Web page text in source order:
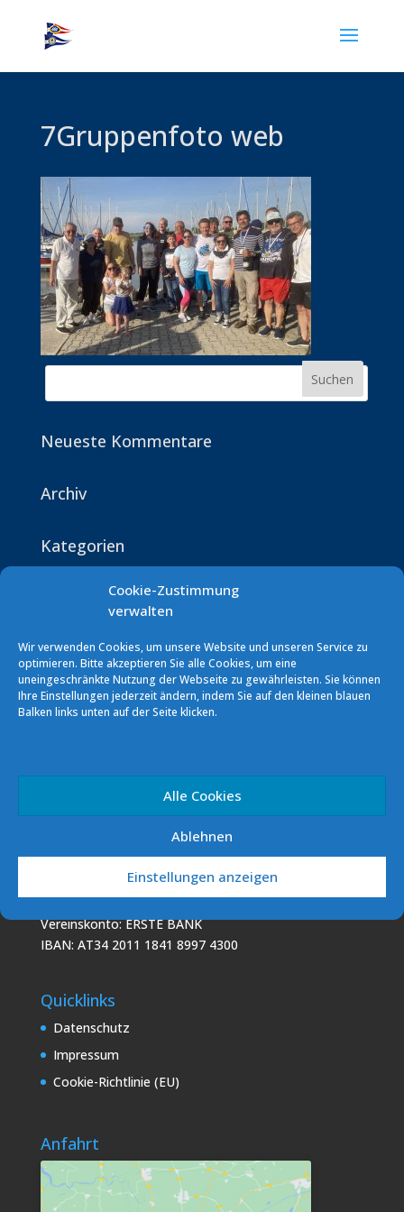
Cookie-Zustimmung
verwalten
Wir verwenden Cookies, um unsere Website und unseren Service zu
optimieren. Bitte akzeptieren Sie alle Cookies, um eine
uneingeschränkte Nutzung der Webseite zu gewährleisten. Sie können
Ihre Einstellungen jederzeit ändern, indem Sie auf den kleinen blauen
Balken links unten auf der Seite klicken.
Alle Cookies
Ablehnen
Einstellungen anzeigen
7Gruppenfoto web
Neueste Kommentare
Archiv
Kategorien
Segelverein Podersdorf (SVP)
IBAN: AT60 2011 1000 0293 5856
Podo Sailing Club (PSC)
7141 Podersdorf/See
E-Mail: info [at] sv-podersdorf.at
Vereinskonto: ERSTE BANK
IBAN: AT34 2011 1841 8997 4300
Quicklinks
Datenschutz
Impressum
Cookie-Richtlinie (EU)
Anfahrt